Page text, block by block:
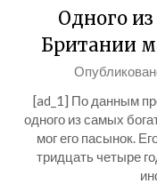
Одного
Британии
[ad_1] По данным
одного из самых
мог его пасынок.
тридцать четыре